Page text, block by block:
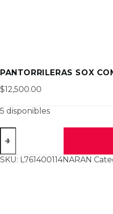
PANTORRILERAS SOX
$12,500.00
5 disponibles
PANTORRILERAS
SOX
GRADUADA
SKU: L761400114NARAN